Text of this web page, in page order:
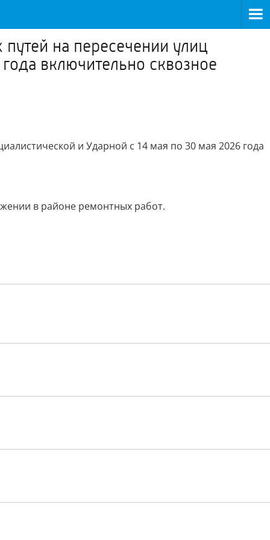
на пересечении улиц
включительно сквозное
и Ударной с 14 мая по 30 мая 2026 года
в районе ремонтных работ.